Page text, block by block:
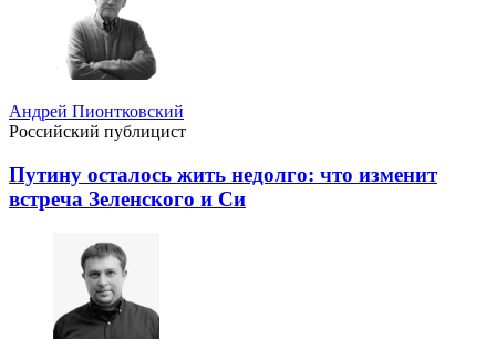
Андрей Пионтковский
Российский публицист
Путину осталось жить недолго: что изменит
встреча Зеленского и Си